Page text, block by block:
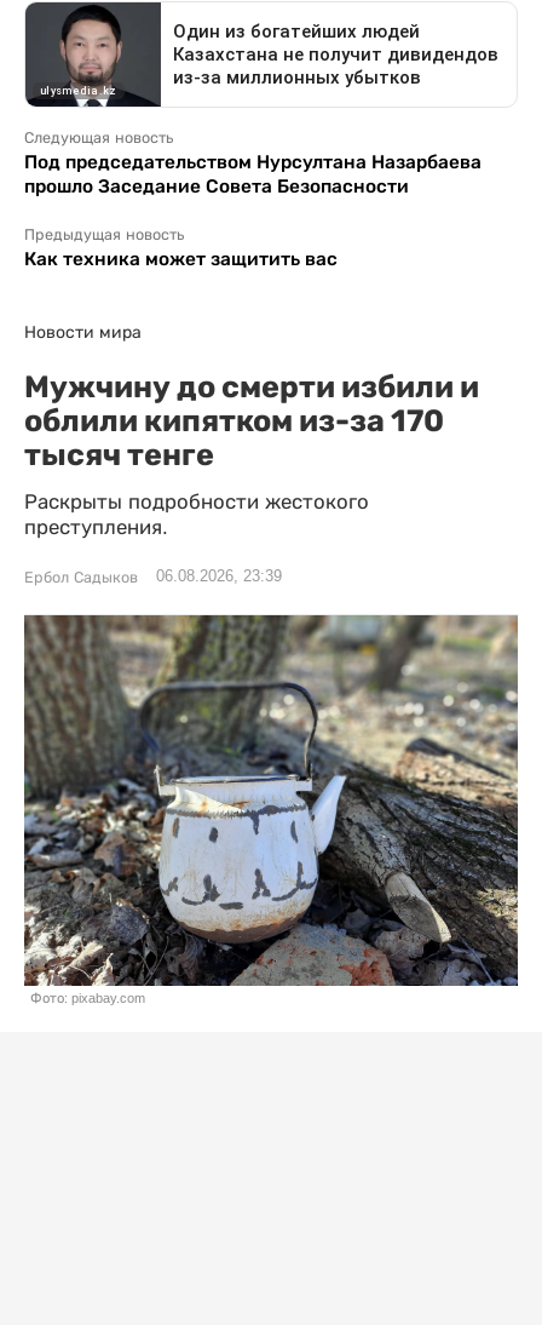
Следующая новость
Под председательством Нурсултана Назарбаева
прошло Заседание Совета Безопасности
Предыдущая новость
Как техника может защитить вас
Новости мира
Мужчину до смерти избили и
облили кипятком из-за 170
тысяч тенге
Раскрыты подробности жестокого
преступления.
Ербол Садыков 06.08.2026, 23:39
Фото: pixabay.com